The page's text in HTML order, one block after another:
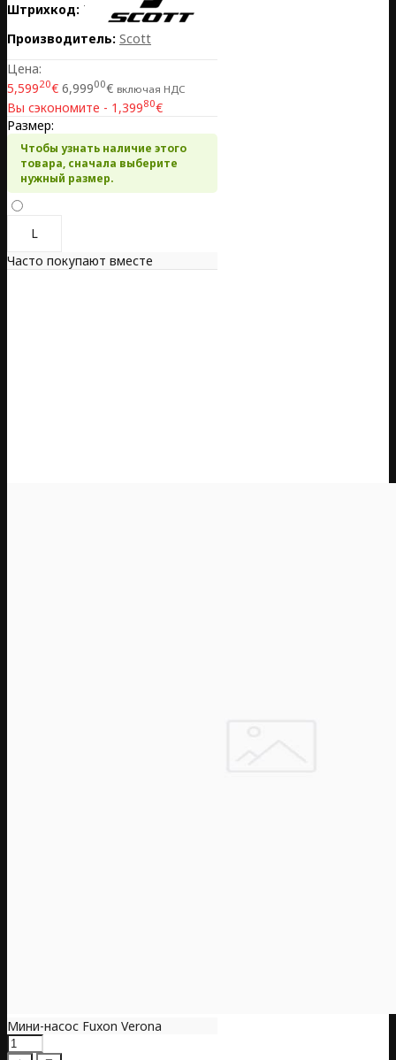
Штрихкод: 7616185376033
Производитель: Scott
Цена:
5,59920€ 6,99900€ включая НДС
Вы сэкономите - 1,39980€
Размер:
Чтобы узнать наличие этого
товара, сначала выберите
нужный размер.
L
Часто покупают вместе
Мини-насос Fuxon Verona